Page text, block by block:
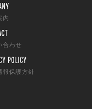
内
合わせ
POLICY
報保護方針